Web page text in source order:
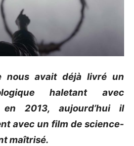
nous avait déjà livré un
haletant avec
2013, aujourd’hui il
avec un film de science-
maîtrisé.